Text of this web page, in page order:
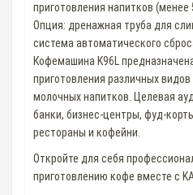
приготовления напитков (менее
Опция: дренажная труба для
система автоматического
Кофемашина K96L
приготовления различных
молочных напитков. Целевая
банки, бизнес-центры, фуд-
рестораны и кофейни.
Откройте для себя
приготовлению кофе вместе с